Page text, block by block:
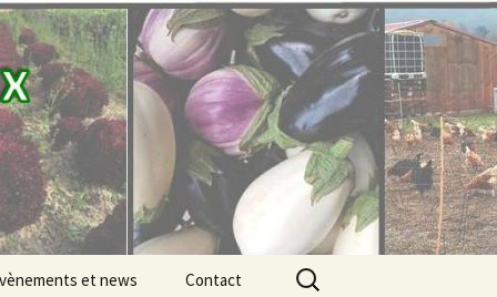
et news Contact
Rechercher :